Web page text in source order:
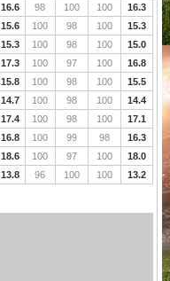
16.6 98 100 100
16.3
15.6 100 98 100
15.3
15.3 100 98 100
15.0
17.3 100 97 100
16.8
15.8 100 98 100
15.5
14.7 100 98 100
14.4
17.4 100 98 100
17.1
16.8 100 99 98
16.3
18.6 100 97 100
18.0
13.8 96 100 100 13.2